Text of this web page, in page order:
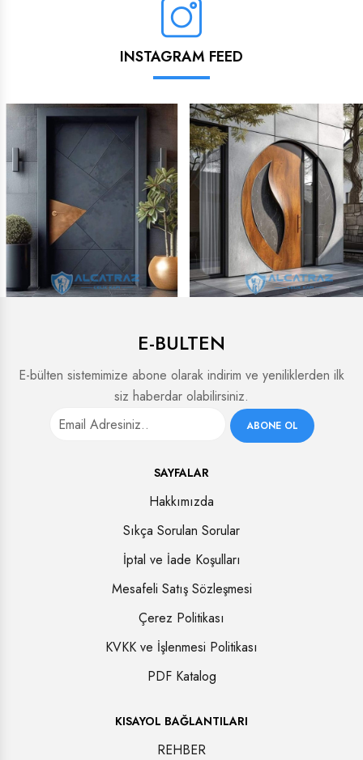
INSTAGRAM FEED
E-BULTEN
E-bülten sistemimize abone olarak indirim ve yeniliklerden ilk
siz haberdar olabilirsiniz.
ABONE OL
SAYFALAR
Hakkımızda
Sıkça Sorulan Sorular
İptal ve İade Koşulları
Mesafeli Satış Sözleşmesi
Çerez Politikası
KVKK ve İşlenmesi Politikası
PDF Katalog
KISAYOL BAĞLANTILARI
REHBER